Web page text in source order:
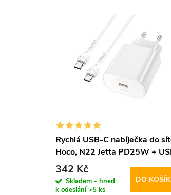
Rychlá USB-C nabíječka do
Hoco, N22 Jetta PD25W +
C kabel
342 Kč
Skladem - hned
k odeslání>5 ks
DO